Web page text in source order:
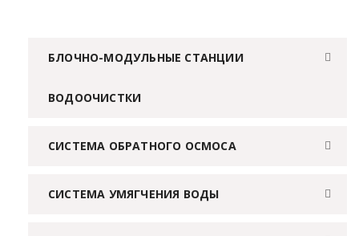
БЛОЧНО-МОДУЛЬНЫЕ СТАНЦИИ
ВОДООЧИСТКИ
СИСТЕМА ОБРАТНОГО ОСМОСА
СИСТЕМА УМЯГЧЕНИЯ ВОДЫ